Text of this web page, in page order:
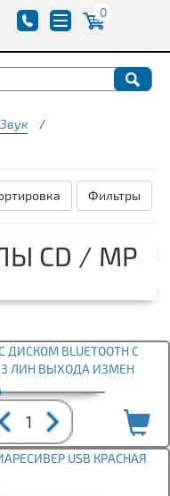
0
/
Фильтры
CD / MP
ДИСКОМ BLUETOOTH С
3 ЛИН ВЫХОДА ИЗМЕН
USB КРАСНАЯ